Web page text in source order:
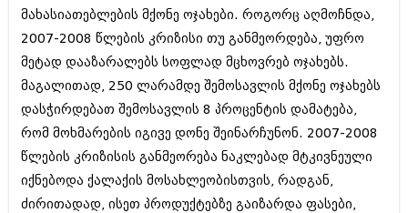
მახასიათებლების მქონე ოჯახები. როგორც აღმოჩნდა,
2007-2008 წლების კრიზისი თუ განმეორდება, უფრო
მეტად დააზარალებს სოფლად მცხოვრებ ოჯახებს.
მაგალითად, 250 ლარამდე შემოსავლის მქონე ოჯახებს
დასჭირდებათ შემოსავლის 8 პროცენტის დამატება,
რომ მოხმარების იგივე დონე შეინარჩუნონ. 2007-2008
წლების კრიზისის განმეორება ნაკლებად მტკივნეული
იქნებოდა ქალაქის მოსახლეობისთვის, რადგან,
ძირითადად, ისეთ პროდუქტებზე გაიზარდა ფასები,